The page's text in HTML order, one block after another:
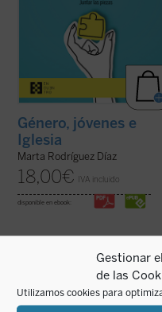
Gestionar
de las
Utilizamos cookies para
Género, jóvenes e
Iglesia
Marta Rodríguez Díaz
18,00€ IVA incluido
disponible en ebook:
Este ensayo, en el que se combina un